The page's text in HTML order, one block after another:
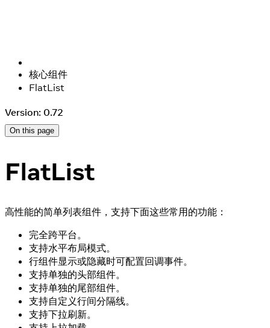
核心组件
FlatList
Version: 0.72
On this page
FlatList
高性能的简单列表组件，支持下面这些常用的功能：
完全跨平台。
支持水平布局模式。
行组件显示或隐藏时可配置回调事件。
支持单独的头部组件。
支持单独的尾部组件。
支持自定义行间分隔线。
支持下拉刷新。